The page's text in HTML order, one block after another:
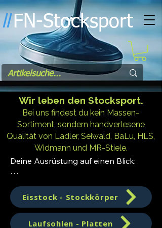
ll FN-Stocksport
Wir leben den Stocksport.
Bei uns findest du kein Massen-
Sortiment, sondern handverlesene
Qualität von Ladler, Seiwald, BaLu, HLS,
Widmann und MR-Stiele.
Deine Ausrüstung auf einen Blick:
Einsteiger bis zum Turnierprofi.
Laufsohlen: IFI-gerecht, von extrem
schnell bis streng gedämpft.
Eisstock - Stockkörper
Laufsohlen - Platten